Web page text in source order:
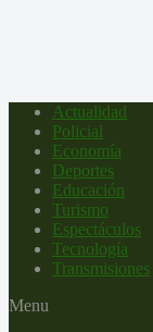
Actualidad
Policial
Economía
Deportes
Educación
Turismo
Espectáculos
Tecnología
Transmisiones
Menu